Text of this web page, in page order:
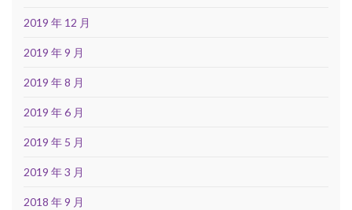
2019 年 12 月
2019 年 9 月
2019 年 8 月
2019 年 6 月
2019 年 5 月
2019 年 3 月
2018 年 9 月